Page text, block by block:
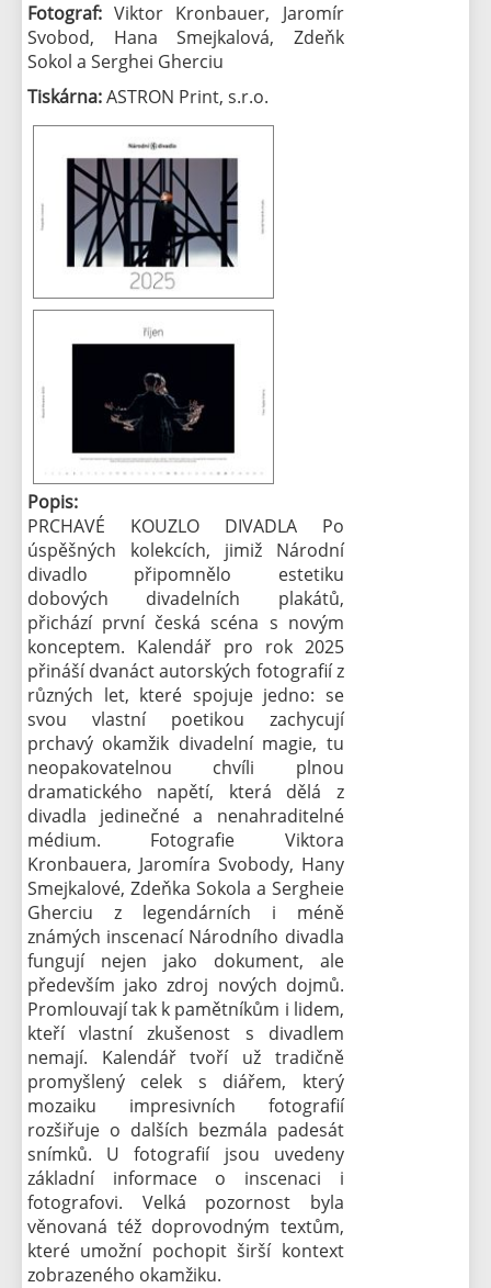
Fotograf:Viktor Kronbauer, Jaromír
Svobod, Hana Smejkalová, Zdeňk
Sokol a Serghei Gherciu
Tiskárna:ASTRON Print, s.r.o.
Popis:
PRCHAVÉ KOUZLO DIVADLA Po
úspěšných kolekcích, jimiž Národní
divadlo připomnělo estetiku
dobových divadelních plakátů,
přichází první česká scéna s novým
konceptem. Kalendář pro rok 2025
přináší dvanáct autorských fotografií z
různých let, které spojuje jedno: se
svou vlastní poetikou zachycují
prchavý okamžik divadelní magie, tu
neopakovatelnou chvíli plnou
dramatického napětí, která dělá z
divadla jedinečné a nenahraditelné
médium. Fotografie Viktora
Kronbauera, Jaromíra Svobody, Hany
Smejkalové, Zdeňka Sokola a Sergheie
Gherciu z legendárních i méně
známých inscenací Národního divadla
fungují nejen jako dokument, ale
především jako zdroj nových dojmů.
Promlouvají tak k pamětníkům i lidem,
kteří vlastní zkušenost s divadlem
nemají. Kalendář tvoří už tradičně
promyšlený celek s diářem, který
mozaiku impresivních fotografií
rozšiřuje o dalších bezmála padesát
snímků. U fotografií jsou uvedeny
základní informace o inscenaci i
fotografovi. Velká pozornost byla
věnovaná též doprovodným textům,
které umožní pochopit širší kontext
zobrazeného okamžiku.